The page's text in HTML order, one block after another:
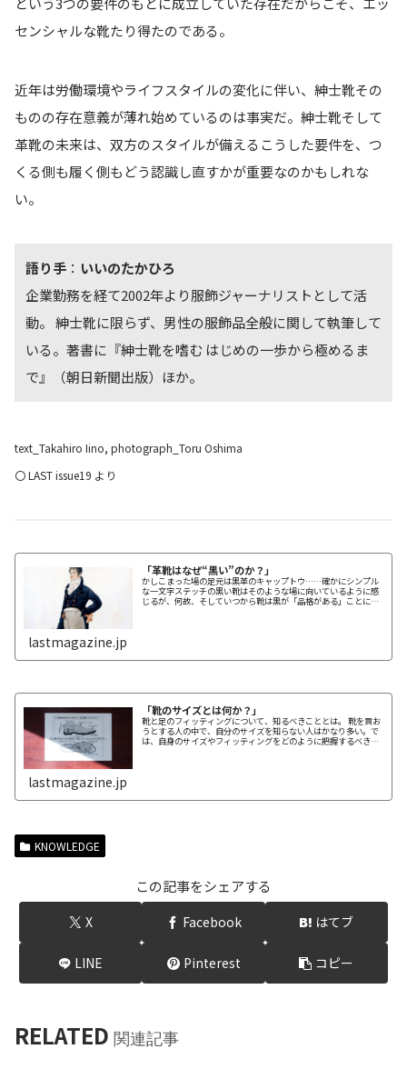
センシャルな靴たり得たのである。
近年は労働環境やライフスタイルの変化に伴い、紳士靴その
ものの存在意義が薄れ始めているのは事実だ。紳士靴そして
革靴の未来は、双方のスタイルが備えるこうした要件を、つ
くる側も履く側もどう認識し直すかが重要なのかもしれな
い。
語り手 ： いいのたかひろ
企業勤務を経て2002年より服飾ジャーナリストとして活
動。 紳士靴に限らず、男性の服飾品全般に関して執筆して
いる。著書に『紳士靴を嗜む はじめの一歩から極めるま
で』（朝日新聞出版）ほか。
text_Takahiro Iino, photograph_Toru Oshima
〇 LAST issue19 より
「革靴はなぜ“黒い”のか？」
かしこまった場の足元は黒革のキャップトウ……確かにシンプル
な一文字ステッチの黒い靴はそのような場に向いているように感
じるが、何故、そしていつから靴は黒が「品格がある」ことにな
lastmagazine.jp
「靴のサイズとは何か？」
靴と足のフィッティングについて、知るべきこととは。 靴を買お
うとする人の中で、自分のサイズを知らない人はかなり多い。で
は、自身のサイズやフィッティングをどのように把握するべきな
lastmagazine.jp
KNOWLEDGE
この記事をシェアする
X Facebook はてブ
LINE Pinterest コピー
RELATED 関連記事